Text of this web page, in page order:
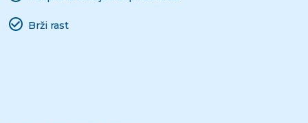
Brži rast